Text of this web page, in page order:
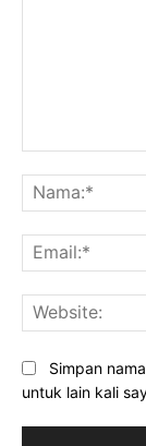
Simpan
untuk lain kali